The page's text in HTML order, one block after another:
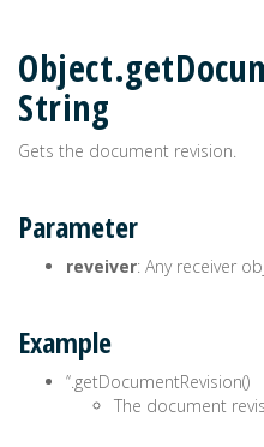
String
Gets the document revision.
Parameter
reveiver: Any receiver
Example
’‘.getDocumentRevision()
The document